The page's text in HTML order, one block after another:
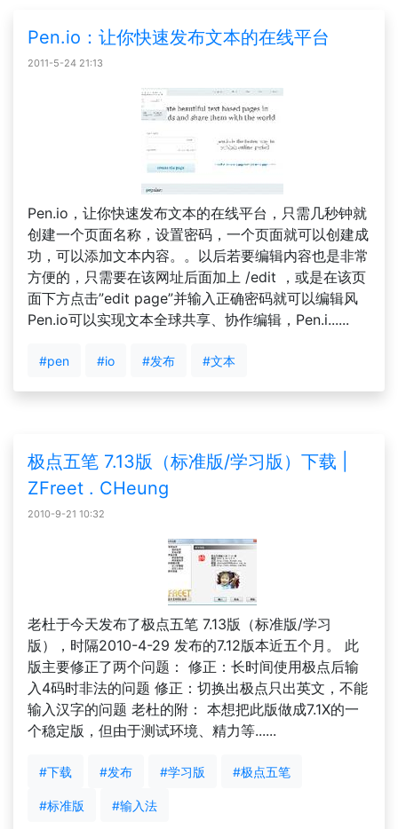
Pen.io：让你快速发布文本的在线平台
2011-5-24 21:13
Pen.io，让你快速发布文本的在线平台，只需几秒钟就
创建一个页面名称，设置密码，一个页面就可以创建成
功，可以添加文本内容。。以后若要编辑内容也是非常
方便的，只需要在该网址后面加上 /edit ，或是在该页
面下方点击”edit page”并输入正确密码就可以编辑风
Pen.io可以实现文本全球共享、协作编辑，Pen.i......
#pen #io #发布 #文本
极点五笔 7.13版（标准版/学习版）下载 |
ZFreet . CHeung
2010-9-21 10:32
老杜于今天发布了极点五笔 7.13版（标准版/学习
版），时隔2010-4-29 发布的7.12版本近五个月。 此
版主要修正了两个问题： 修正：长时间使用极点后输
入4码时非法的问题 修正：切换出极点只出英文，不能
输入汉字的问题 老杜的附： 本想把此版做成7.1X的一
个稳定版，但由于测试环境、精力等......
#下载 #发布 #学习版 #极点五笔
#标准版 #输入法